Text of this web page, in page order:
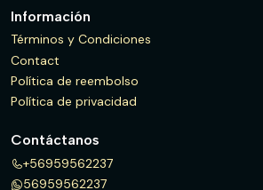
Información
Términos y Condiciones
Contact
Política de reembolso
Política de privacidad
Contáctanos
+56959562237
56959562237